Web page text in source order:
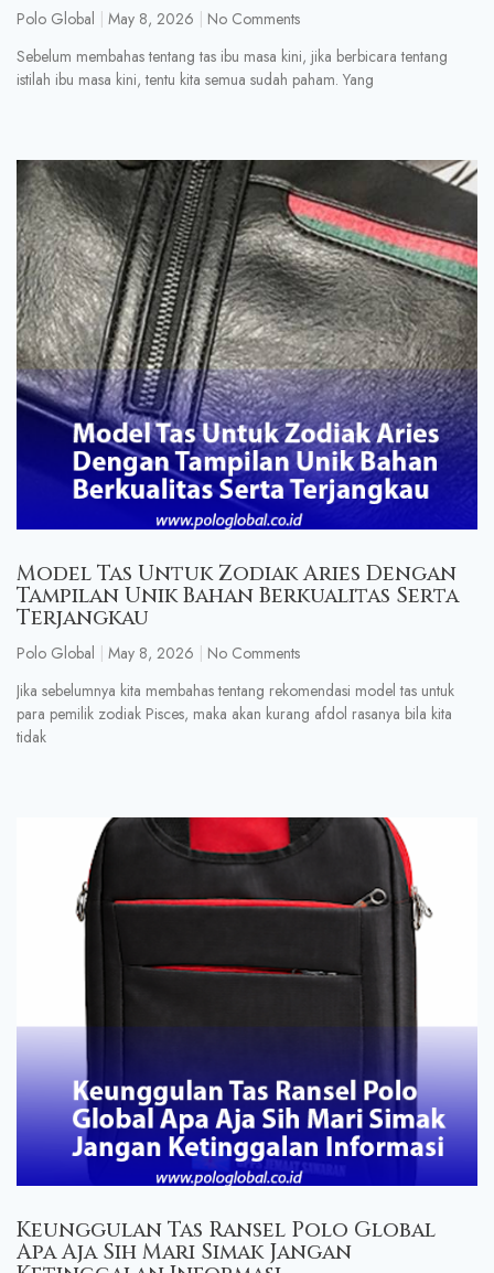
Polo Global May 8, 2026
No Comments
Sebelum membahas tentang tas ibu masa kini, jika berbicara tentang
istilah ibu masa kini, tentu kita semua sudah paham. Yang
Model Tas Untuk Zodiak Aries Dengan
Tampilan Unik Bahan Berkualitas Serta
Terjangkau
Polo Global May 8, 2026
No Comments
Jika sebelumnya kita membahas tentang rekomendasi model tas untuk
para pemilik zodiak Pisces, maka akan kurang afdol rasanya bila kita
tidak
Keunggulan Tas Ransel Polo Global
Apa Aja Sih Mari Simak Jangan